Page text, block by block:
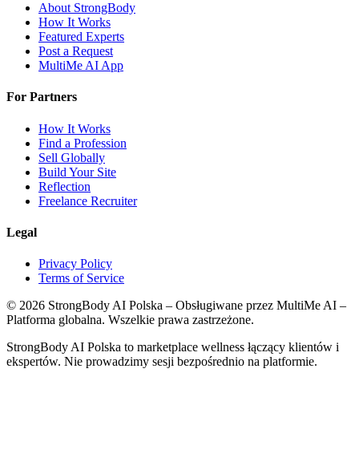
About StrongBody
How It Works
Featured Experts
Post a Request
MultiMe AI App
For Partners
How It Works
Find a Profession
Sell Globally
Build Your Site
Reflection
Freelance Recruiter
Legal
Privacy Policy
Terms of Service
© 2026 StrongBody AI Polska – Obsługiwane przez MultiMe AI –
Platforma globalna. Wszelkie prawa zastrzeżone.
StrongBody AI Polska to marketplace wellness łączący klientów i
ekspertów. Nie prowadzimy sesji bezpośrednio na platformie.